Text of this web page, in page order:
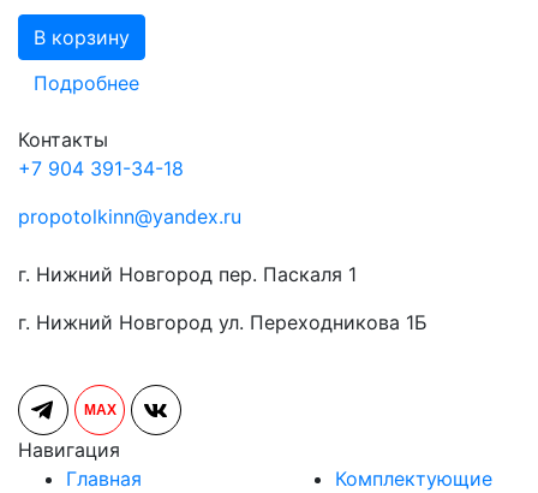
В корзину
Подробнее
Контакты
+7 904 391-34-18
propotolkinn@yandex.ru
г. Нижний Новгород пер. Паскаля 1
г. Нижний Новгород ул. Переходникова 1Б
MAX
Навигация
Главная
Комплектующие